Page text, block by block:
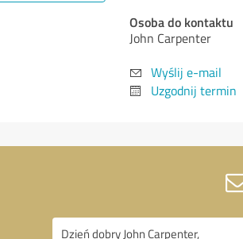
Osoba do kontaktu
John Carpenter
Wyślij e-mail
Uzgodnij termin